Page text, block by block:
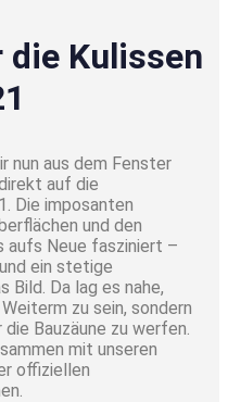
Kulissen
nun aus dem Fenster
auf die
Die imposanten
und den
aufs Neue fasziniert –
ein stetige
Bild. Da lag es nahe,
zu sein, sondern
Bauzäune zu werfen.
mit unseren
offiziellen